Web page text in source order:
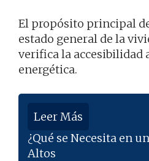
El propósito principal
estado general de la
verifica la accesibilidad
energética.
Leer Más
¿Qué se Necesita en
Altos